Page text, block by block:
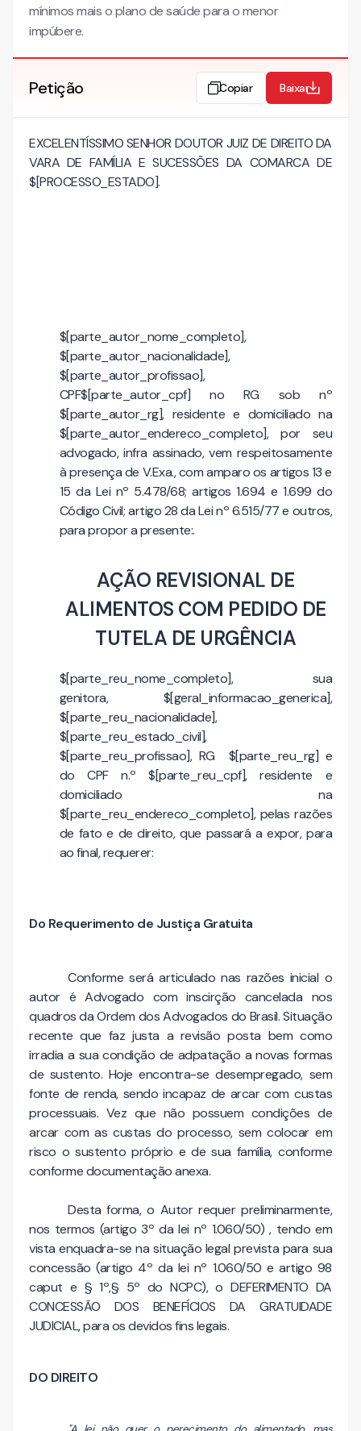
mínimos mais o plano de saúde para o menor
impúbere.
Petição Copiar Baixar
EXCELENTÍSSIMO SENHOR DOUTOR JUIZ DE DIREITO DA
VARA DE FAMÍLIA E SUCESSÕES DA COMARCA DE
$[PROCESSO_ESTADO].
$[parte_autor_nome_completo],
$[parte_autor_nacionalidade],
$[parte_autor_profissao],
CPF$[parte_autor_cpf] no RG sob nº
$[parte_autor_rg], residente e domiciliado na
$[parte_autor_endereco_completo], por seu
advogado, infra assinado, vem respeitosamente
à presença de V.Exa., com amparo os artigos 13 e
15 da Lei nº 5.478/68; artigos 1.694 e 1.699 do
Código Civil; artigo 28 da Lei nº 6.515/77 e outros,
para propor a presente:.
AÇÃO REVISIONAL DE
ALIMENTOS COM PEDIDO DE
TUTELA DE URGÊNCIA
$[parte_reu_nome_completo], sua
genitora, $[geral_informacao_generica],
$[parte_reu_nacionalidade],
$[parte_reu_estado_civil],
$[parte_reu_profissao], RG $[parte_reu_rg] e
do CPF n.º $[parte_reu_cpf], residente e
domiciliado na
$[parte_reu_endereco_completo], pelas razões
de fato e de direito, que passará a expor, para
ao final, requerer:
Do Requerimento de Justiça Gratuita
Conforme será articulado nas razões inicial o
autor é Advogado com inscirção cancelada nos
quadros da Ordem dos Advogados do Brasil. Situação
recente que faz justa a revisão posta bem como
irradia a sua condição de adpatação a novas formas
de sustento. Hoje encontra-se desempregado, sem
fonte de renda, sendo incapaz de arcar com custas
processuais. Vez que não possuem condições de
arcar com as custas do processo, sem colocar em
risco o sustento próprio e de sua família, conforme
conforme documentação anexa.
Desta forma, o Autor requer preliminarmente,
nos termos (artigo 3º da lei nº 1.060/50) , tendo em
vista enquadra-se na situação legal prevista para sua
concessão (artigo 4º da lei nº 1.060/50 e artigo 98
caput e § 1º,§ 5º do NCPC), o DEFERIMENTO DA
CONCESSÃO DOS BENEFÍCIOS DA GRATUIDADE
JUDICIAL, para os devidos fins legais.
DO DIREITO